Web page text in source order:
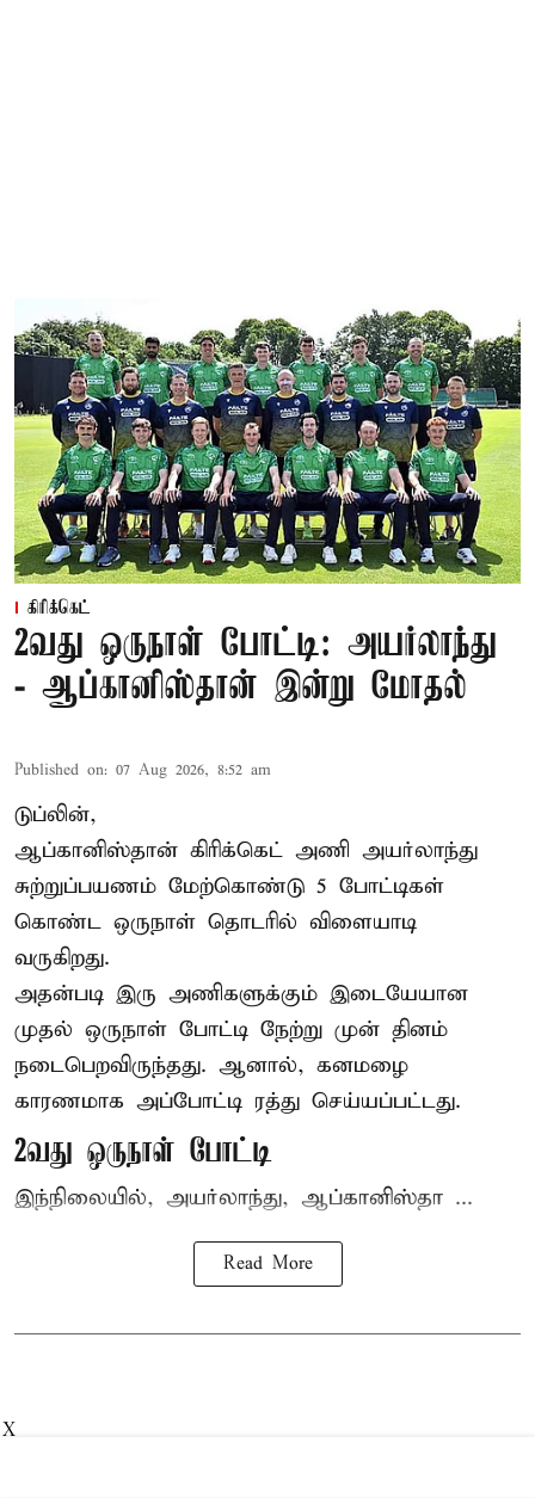
கிரிக்கெட்
2வது ஒருநாள் போட்டி: அயர்லாந்து
- ஆப்கானிஸ்தான் இன்று மோதல்
Published on: 07 Aug 2026, 8:52 am
டுப்லின்,
ஆப்கானிஸ்தான் கிரிக்கெட் அணி அயர்லாந்து
சுற்றுப்பயணம் மேற்கொண்டு 5 போட்டிகள்
கொண்ட ஒருநாள் தொடரில் விளையாடி
வருகிறது.
அதன்படி இரு அணிகளுக்கும் இடையேயான
முதல் ஒருநாள் போட்டி நேற்று முன் தினம்
நடைபெறவிருந்தது. ஆனால், கனமழை
காரணமாக அப்போட்டி ரத்து செய்யப்பட்டது.
2வது ஒருநாள் போட்டி
இந்நிலையில், அயர்லாந்து, ஆப்கானிஸ்தா ...
Read More
X